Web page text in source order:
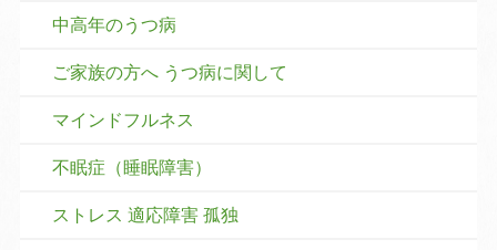
中高年のうつ病
ご家族の方へ うつ病に関して
マインドフルネス
不眠症（睡眠障害）
ストレス 適応障害 孤独